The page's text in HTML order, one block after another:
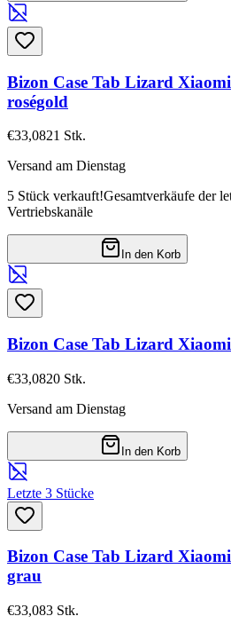
Bizon Case Tab Lizard
roségold
€33,0821 Stk.
Versand am Dienstag
5 Stück verkauft!Gesamtverkäufe der
Vertriebskanäle
In den Korb
Bizon Case Tab Lizard
€33,0820 Stk.
Versand am Dienstag
In den Korb
Letzte 3 Stücke
Bizon Case Tab Lizard
grau
€33,083 Stk.